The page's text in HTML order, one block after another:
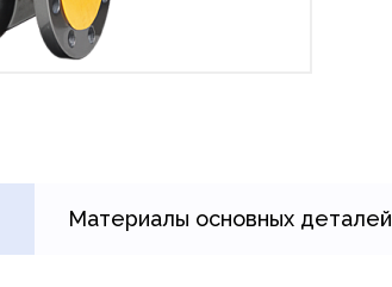
Материалы основных деталей